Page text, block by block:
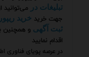
تبلیغات در می‌توانید
جهت خرید خرید
ثبت آگهی و همچنین
اقدام نمایید
در عرصه پویای فناوری